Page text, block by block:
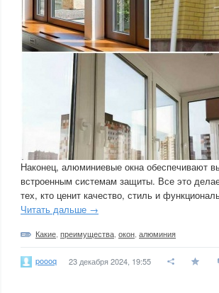
Наконец, алюминиевые окна обеспечивают
встроенным системам защиты. Все это
тех, кто ценит качество, стиль и
Читать дальше →
Какие преимущества окон алюминия
poooq 23 декабря 2024, 19:55